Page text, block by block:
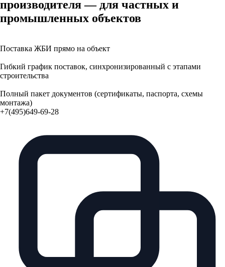
производителя — для частных и
промышленных объектов
Поставка ЖБИ прямо на объект
Гибкий график поставок, синхронизированный с этапами
строительства
Полный пакет документов (сертификаты, паспорта, схемы
монтажа)
+7(495)649-69-28